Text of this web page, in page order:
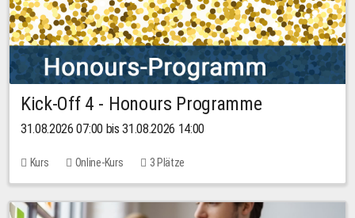
Kick-Off 4 - Honours Programme
31.08.2026 07:00 bis 31.08.2026 14:00
Kurs Online-Kurs 3 Plätze